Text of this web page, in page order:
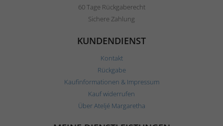
60 Tage Rückgaberecht
Sichere Zahlung
KUNDENDIENST
Kontakt
Rückgabe
Kaufinformationen & Impressum
Kauf widerrufen
Über Ateljé Margaretha